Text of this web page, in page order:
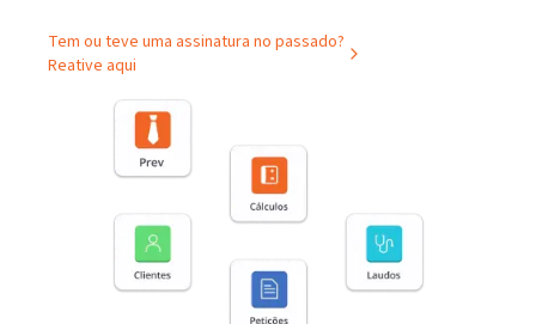
Tem ou teve uma assinatura no passado?
Reative aqui